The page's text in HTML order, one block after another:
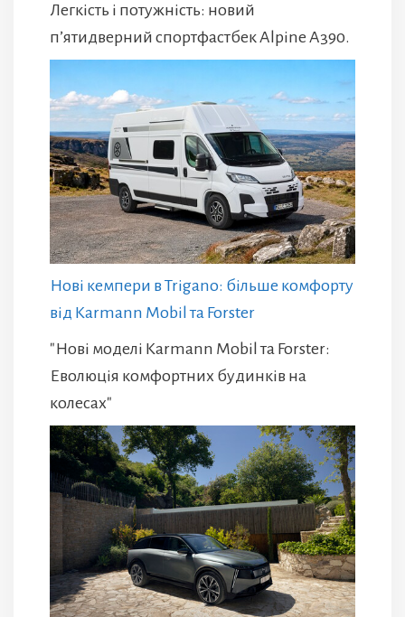
Легкість і потужність: новий
п’ятидверний спортфастбек Alpine A390.
Нові кемпери в Trigano: більше комфорту
від Karmann Mobil та Forster
"Нові моделі Karmann Mobil та Forster:
Еволюція комфортних будинків на
колесах"